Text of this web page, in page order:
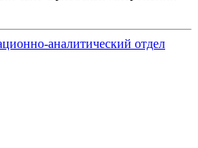
аналитический отдел